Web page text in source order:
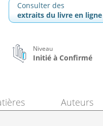
Consulter des
extraits du livre en ligne
Niveau
Initié à Confirmé
Auteurs